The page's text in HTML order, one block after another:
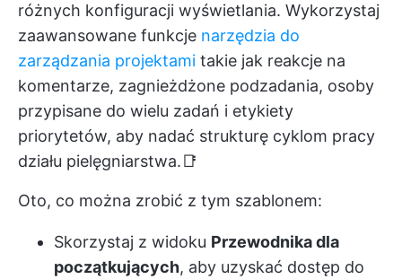
różnych konfiguracji wyświetlania. Wykorzystaj
zaawansowane funkcje narzędzia do
zarządzania projektami takie jak reakcje na
komentarze, zagnieżdżone podzadania, osoby
przypisane do wielu zadań i etykiety
priorytetów, aby nadać strukturę cyklom pracy
działu pielęgniarstwa.📑
Oto, co można zrobić z tym szablonem:
Skorzystaj z widoku Przewodnika dla
początkujących, aby uzyskać dostęp do